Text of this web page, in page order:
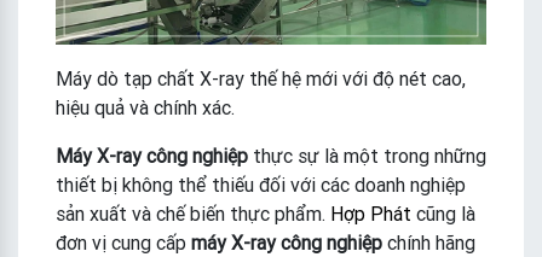
Máy dò tạp chất X-ray thế hệ mới với độ nét cao,
hiệu quả và chính xác.
Máy X-ray công nghiệp thực sự là một trong những
thiết bị không thể thiếu đối với các doanh nghiệp
sản xuất và chế biến thực phẩm. Hợp Phát cũng là
đơn vị cung cấp máy X-ray công nghiệp chính hãng